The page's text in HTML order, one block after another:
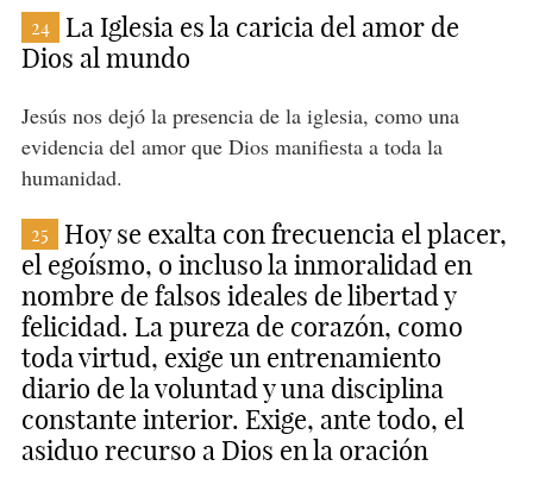
24
La Iglesia es la caricia del amor de
Dios al mundo
Jesús nos dejó la presencia de la iglesia, como una
evidencia del amor que Dios manifiesta a toda la
humanidad.
25
Hoy se exalta con frecuencia el placer,
el egoísmo, o incluso la inmoralidad en
nombre de falsos ideales de libertad y
felicidad. La pureza de corazón, como
toda virtud, exige un entrenamiento
diario de la voluntad y una disciplina
constante interior. Exige, ante todo, el
asiduo recurso a Dios en la oración